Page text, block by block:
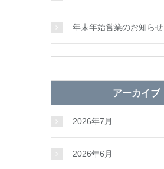
年末年始営業のお知らせ
アーカイブ
2026年7月
2026年6月